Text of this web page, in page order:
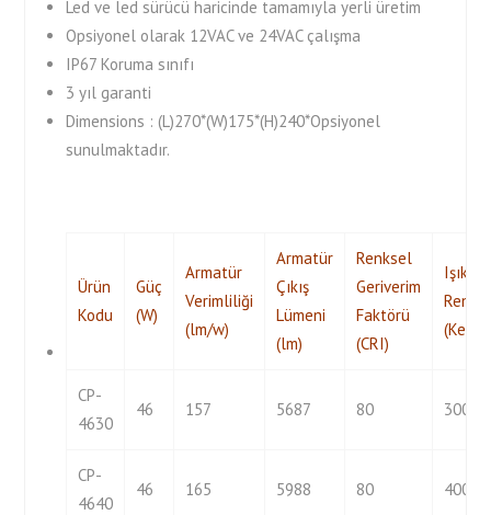
Led ve led sürücü haricinde tamamıyla yerli üretim
Opsiyonel olarak 12VAC ve 24VAC çalışma
IP67 Koruma sınıfı
3 yıl garanti
Dimensions : (L)270*(W)175*(H)240*Opsiyonel
sunulmaktadır.
Ürün
Kodu
Güç
(W)
Armatür
Verimliliği
(lm/w)
Armatür
Çıkış
Lümeni
(lm)
Renksel
Geriverim
Faktörü
(CRI)
Işık
Rengi
CP-
4630
46 157 5687 80 3000
CP-
4640
46 165 5988 80 4000